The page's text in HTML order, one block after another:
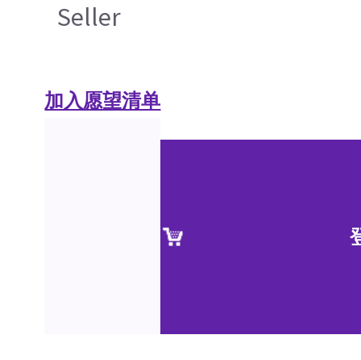
Seller
加入愿望清单